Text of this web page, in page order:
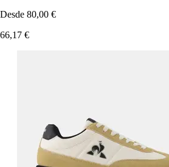
Desde 80,00 €
66,17 €